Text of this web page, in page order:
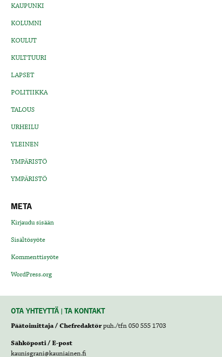
KAUPUNKI
KOLUMNI
KOULUT
KULTTUURI
LAPSET
POLITIIKKA
TALOUS
URHEILU
YLEINEN
YMPÄRISTÖ
YMPÄRISTÖ
META
Kirjaudu sisään
Sisältösyöte
Kommenttisyöte
WordPress.org
OTA YHTEYTTÄ | TA KONTAKT
Päätoimittaja / Chefredaktörpuh./tfn 050 555 1703
Sähköposti / E-post
kaunisgrani@kauniainen.fi